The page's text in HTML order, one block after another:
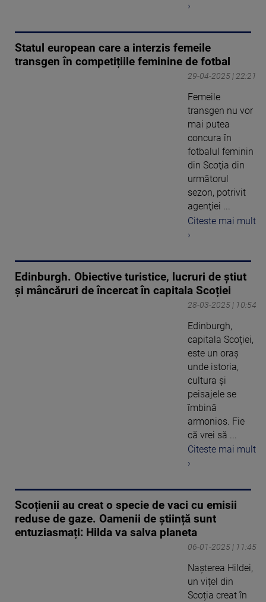
›
Statul european care a interzis femeile
transgen în competițiile feminine de fotbal
29-04-2025 | 22:21
Femeile
transgen nu vor
mai putea
concura în
fotbalul feminin
din Scoţia din
următorul
sezon, potrivit
agenţiei ...
Citeste mai mult
›
Edinburgh. Obiective turistice, lucruri de știut
și mâncăruri de încercat în capitala Scoției
28-03-2025 | 10:54
Edinburgh,
capitala Scoției,
este un oraș
unde istoria,
cultura și
peisajele se
îmbină
armonios. Fie
că vrei să ...
Citeste mai mult
›
Scoțienii au creat o specie de vaci cu emisii
reduse de gaze. Oamenii de știință sunt
entuziasmați: Hilda va salva planeta
06-01-2025 | 11:45
Nașterea Hildei,
un vițel din
Scoția creat în